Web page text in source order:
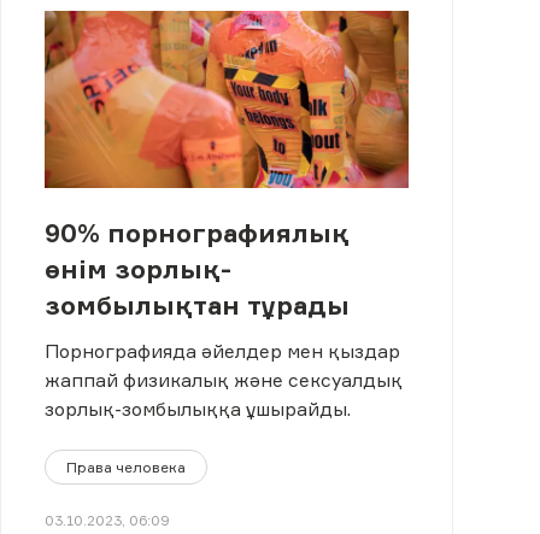
90% порнографиялық
өнім зорлық-
зомбылықтан тұрады
Порнографияда әйелдер мен қыздар
жаппай физикалық және сексуалдық
зорлық-зомбылыққа ұшырайды.
Права человека
03.10.2023, 06:09